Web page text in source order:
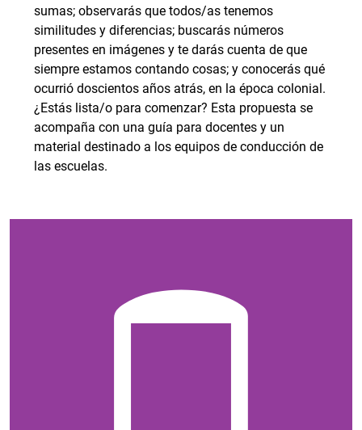
sumas; observarás que todos/as tenemos
similitudes y diferencias; buscarás números
presentes en imágenes y te darás cuenta de que
siempre estamos contando cosas; y conocerás qué
ocurrió doscientos años atrás, en la época colonial.
¿Estás lista/o para comenzar? Esta propuesta se
acompaña con una guía para docentes y un
material destinado a los equipos de conducción de
las escuelas.